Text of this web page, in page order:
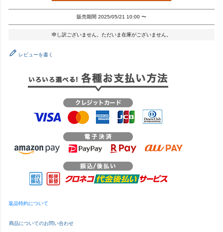
販売期間 2025/05/21 10:00 〜
申し訳ございません。ただいま在庫がございません。
レビューを書く
返品特約について
商品についてのお問い合わせ